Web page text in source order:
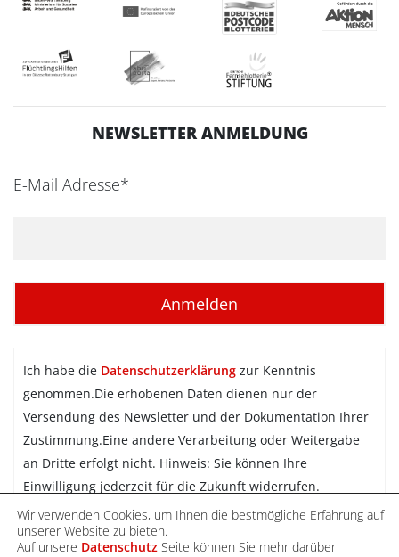
NEWSLETTER ANMELDUNG
E-Mail Adresse*
Ich habe die Datenschutzerklärung zur Kenntnis
genommen.Die erhobenen Daten dienen nur der
Versendung des Newsletter und der Dokumentation Ihrer
Zustimmung.Eine andere Verarbeitung oder Weitergabe
an Dritte erfolgt nicht. Hinweis: Sie können Ihre
Einwilligung jederzeit für die Zukunft widerrufen.
Newsletter abonnieren
Wir verwenden Cookies, um Ihnen die bestmögliche Erfahrung auf
unserer Website zu bieten.
Auf unsere Datenschutz Seite können Sie mehr darüber